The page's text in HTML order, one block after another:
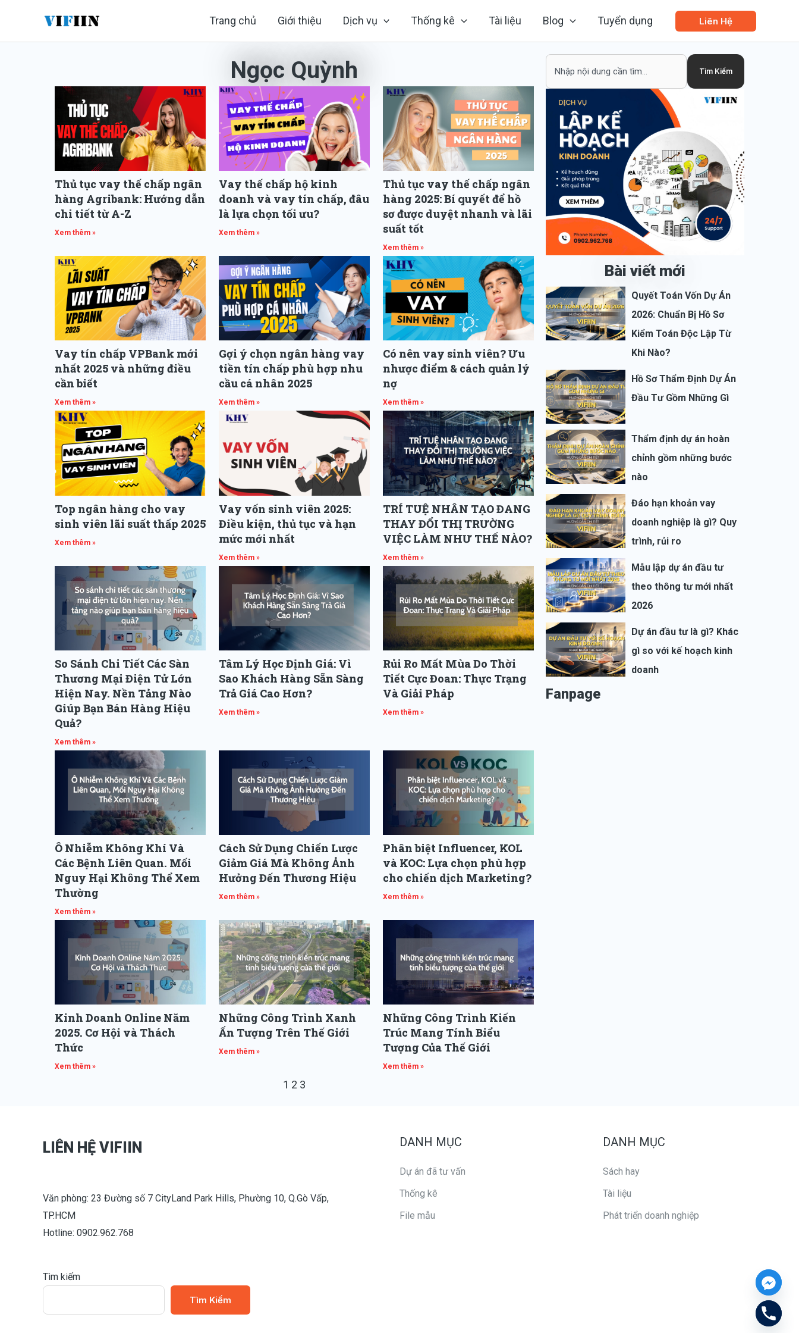
Trang chủ Giới thiệu Dịch vụ Thống kê Tài liệu Blog Tuyển dụng Liên Hệ
Ngọc Quỳnh
Thủ tục vay thế chấp ngân
hàng Agribank: Hướng dẫn
chi tiết từ A-Z
Xem thêm »
Vay thế chấp hộ kinh
doanh và vay tín chấp, đâu
là lựa chọn tối ưu?
Xem thêm »
Thủ tục vay thế chấp ngân
hàng 2025: Bí quyết để hồ
sơ được duyệt nhanh và lãi
suất tốt
Xem thêm »
Vay tín chấp VPBank mới
nhất 2025 và những điều
cần biết
Xem thêm »
Gợi ý chọn ngân hàng vay
tiền tín chấp phù hợp nhu
cầu cá nhân 2025
Xem thêm »
Có nên vay sinh viên? Ưu
nhược điểm & cách quản lý
nợ
Xem thêm »
Top ngân hàng cho vay
sinh viên lãi suất thấp 2025
Xem thêm »
Vay vốn sinh viên 2025:
Điều kiện, thủ tục và hạn
mức mới nhất
Xem thêm »
TRÍ TUỆ NHÂN TẠO ĐANG
THAY ĐỔI THỊ TRƯỜNG
VIỆC LÀM NHƯ THẾ NÀO?
Xem thêm »
So Sánh Chi Tiết Các Sàn
Thương Mại Điện Tử Lớn
Hiện Nay. Nền Tảng Nào
Giúp Bạn Bán Hàng Hiệu
Quả?
Xem thêm »
Tâm Lý Học Định Giá: Vì
Sao Khách Hàng Sẵn Sàng
Trả Giá Cao Hơn?
Xem thêm »
Rủi Ro Mất Mùa Do Thời
Tiết Cực Đoan: Thực Trạng
Và Giải Pháp
Xem thêm »
Ô Nhiễm Không Khí Và
Các Bệnh Liên Quan. Mối
Nguy Hại Không Thể Xem
Thường
Xem thêm »
Cách Sử Dụng Chiến Lược
Giảm Giá Mà Không Ảnh
Hưởng Đến Thương Hiệu
Xem thêm »
Phân biệt Influencer, KOL
và KOC: Lựa chọn phù hợp
cho chiến dịch Marketing?
Xem thêm »
Kinh Doanh Online Năm
2025. Cơ Hội và Thách
Thức
Xem thêm »
Những Công Trình Xanh
Ấn Tượng Trên Thế Giới
Xem thêm »
Những Công Trình Kiến
Trúc Mang Tính Biểu
Tượng Của Thế Giới
Xem thêm »
Page
1
Page
2
Page
3
Tìm Kiếm
Bài viết mới
Quyết Toán Vốn Dự Án
2026: Chuẩn Bị Hồ Sơ
Kiểm Toán Độc Lập Từ
Khi Nào?
Hồ Sơ Thẩm Định Dự Án
Đầu Tư Gồm Những Gì
Thẩm định dự án hoàn
chỉnh gồm những bước
nào
Đáo hạn khoản vay
doanh nghiệp là gì? Quy
trình, rủi ro
Mẫu lập dự án đầu tư
theo thông tư mới nhất
2026
Dự án đầu tư là gì? Khác
gì so với kế hoạch kinh
doanh
Fanpage
LIÊN HỆ VIFIIN
Văn phòng: 23 Đường số 7 CityLand Park Hills, Phường 10, Q.Gò Vấp,
TP.HCM
Hotline: 0902.962.768
Tìm kiếm
Tìm Kiếm
DANH MỤC
Dự án đã tư vấn
Thống kê
File mẫu
DANH MỤC
Sách hay
Tài liệu
Phát triển doanh nghiệp